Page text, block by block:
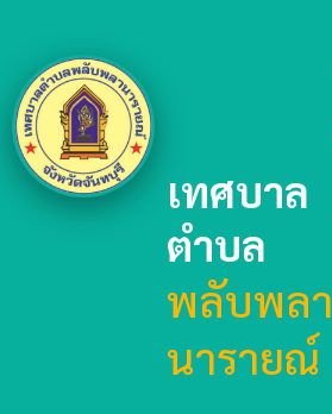
เทศบาล
ตำบล
พลับพลา
นารายณ์